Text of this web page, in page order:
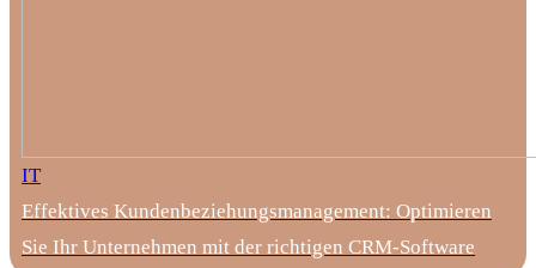
IT
Effektives Kundenbeziehungsmanagement: Optimieren
Sie Ihr Unternehmen mit der richtigen CRM-Software